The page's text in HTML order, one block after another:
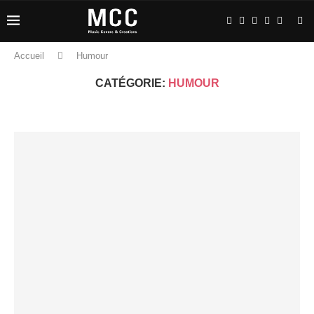
Accueil Humour
CATÉGORIE: HUMOUR